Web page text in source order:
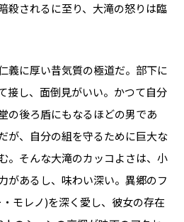
殺されるに至り、大滝の怒りは臨
義に厚い昔気質の極道だ。部下に
接し、面倒見がいい。かつて自分
の後ろ盾にもなるほどの男であ
が、自分の組を守るために巨大な
。そんな大滝のカッコよさは、小
があるし、味わい深い。異郷のフ
モレノ)を深く愛し、彼女の存在